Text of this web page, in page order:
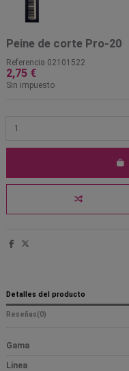
Peine de corte Pro-20
Referencia 02101522
2,75 €
Sin impuesto
Detalles del producto
Reseñas(0)
Gama
Linea